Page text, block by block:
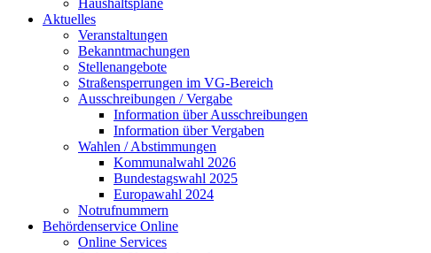
Haushaltspläne
Aktuelles
Veranstaltungen
Bekanntmachungen
Stellenangebote
Straßensperrungen im VG-Bereich
Ausschreibungen / Vergabe
Information über Ausschreibungen
Information über Vergaben
Wahlen / Abstimmungen
Kommunalwahl 2026
Bundestagswahl 2025
Europawahl 2024
Notrufnummern
Behördenservice Online
Online Services